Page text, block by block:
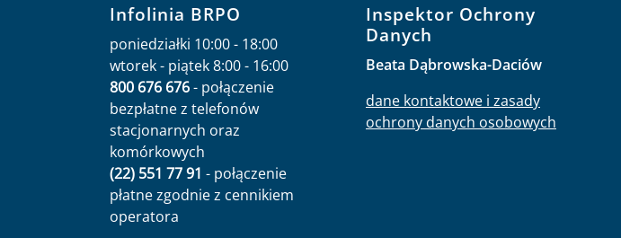
Infolinia BRPO
poniedziałki 10:00 - 18:00
wtorek - piątek 8:00 - 16:00
800 676 676- połączenie
bezpłatne z telefonów
stacjonarnych oraz
komórkowych
(22) 551 77 91 - połączenie
płatne zgodnie z cennikiem
operatora
Inspektor Ochrony
Danych
Beata Dąbrowska-Daciów
dane kontaktowe i zasady
ochrony danych osobowych